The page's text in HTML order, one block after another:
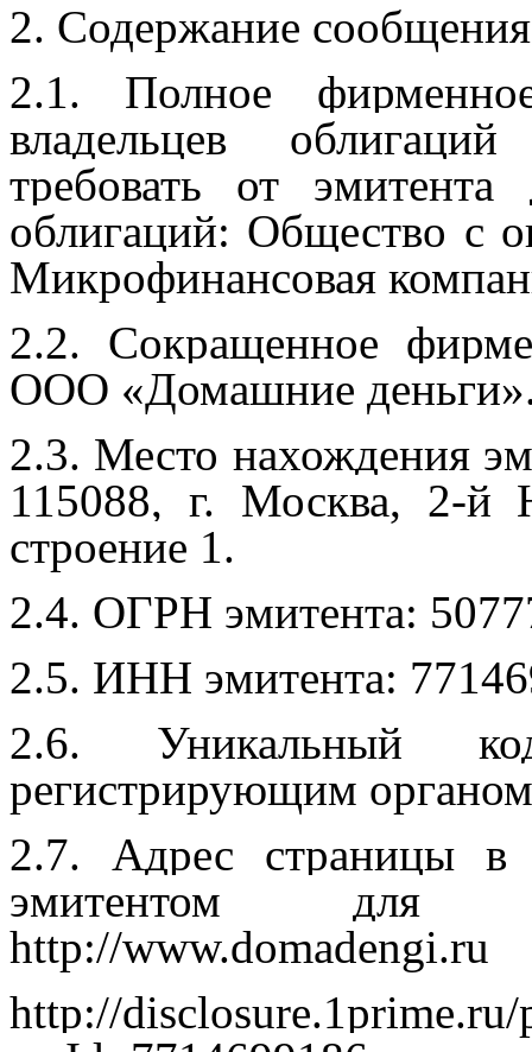
2. Содержание
2.1. Полное
владельцев
требовать от
облигаций: Общество с
Микрофинансовая
2.2. Сокращенное
ООО «Домашние
2.3. Место нахождения
115088, г. Москва, 2-й
строение 1.
2.4. ОГРН эмитента:
2.5. ИНН эмитента:
2.6. Уникальный
регистрирующим
2.7. Адрес страницы в
эмитентом для
http://www.domadengi.ru
http://